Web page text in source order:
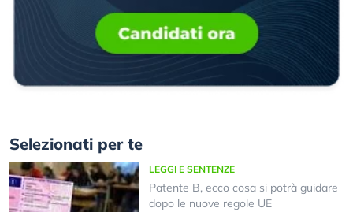
Selezionati per te
LEGGI E SENTENZE
Patente B, ecco cosa si potrà guidare
dopo le nuove regole UE